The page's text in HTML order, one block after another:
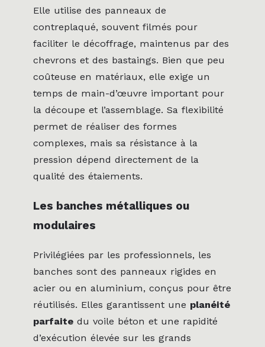
Elle utilise des panneaux de
contreplaqué, souvent filmés pour
faciliter le décoffrage, maintenus par des
chevrons et des bastaings. Bien que peu
coûteuse en matériaux, elle exige un
temps de main-d’œuvre important pour
la découpe et l’assemblage. Sa flexibilité
permet de réaliser des formes
complexes, mais sa résistance à la
pression dépend directement de la
qualité des étaiements.
Les banches métalliques ou
modulaires
Privilégiées par les professionnels, les
banches sont des panneaux rigides en
acier ou en aluminium, conçus pour être
réutilisés. Elles garantissent une planéité
parfaite du voile béton et une rapidité
d’exécution élevée sur les grands